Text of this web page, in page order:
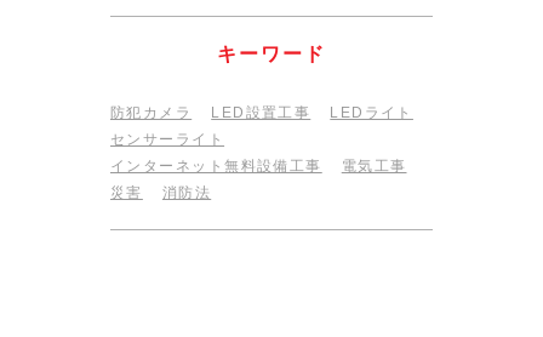
キーワード
防犯カメラ LED設置工事
LEDライト
センサーライト
インターネット無料設備工事
電気工事
災害
消防法